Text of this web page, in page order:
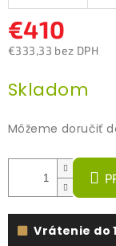
€410
€333,33 bez DPH
cena:
Skladom
Môžeme doručiť
Vrátenie do